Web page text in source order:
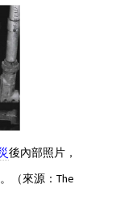
後內部照片，
（來源：The